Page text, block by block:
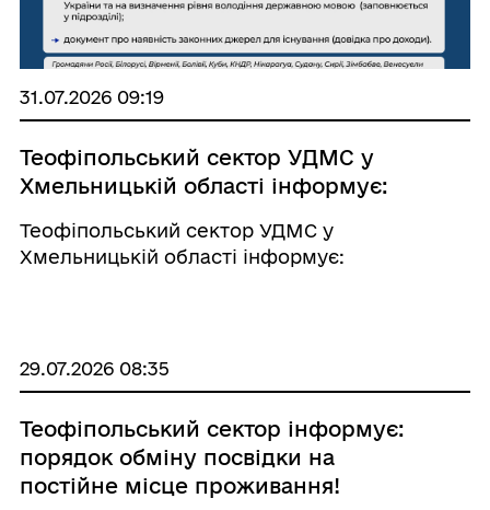
31.07.2026 09:19
Теофіпольський сектор УДМС у
Хмельницькій області інформує:
Теофіпольський сектор УДМС у
Хмельницькій області інформує:
29.07.2026 08:35
Теофіпольський сектор інформує:
порядок обміну посвідки на
постійне місце проживання!